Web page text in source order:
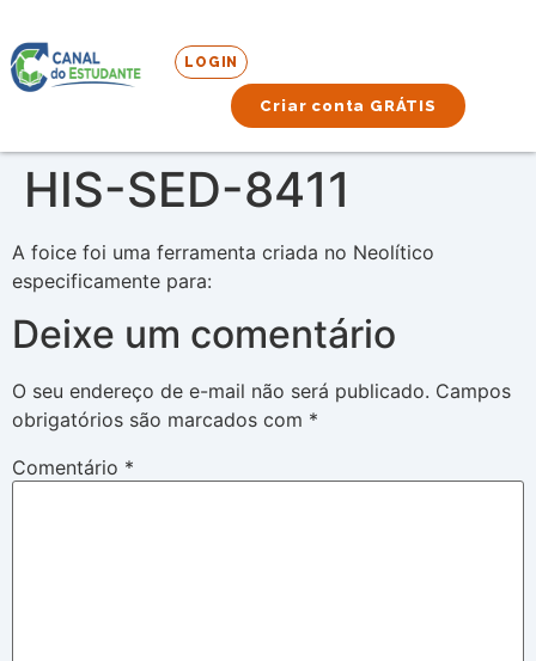
LOGIN
Criar conta GRÁTIS
HIS-SED-8411
A foice foi uma ferramenta criada no Neolítico
especificamente para:
Deixe um comentário
O seu endereço de e-mail não será publicado. Campos
obrigatórios são marcados com *
Comentário *